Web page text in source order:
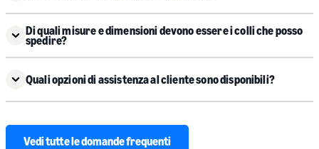
Di quali misure e dimensioni devono essere i colli che posso
spedire?
Quali opzioni di assistenza al cliente sono disponibili?
Vedi tutte le domande frequenti